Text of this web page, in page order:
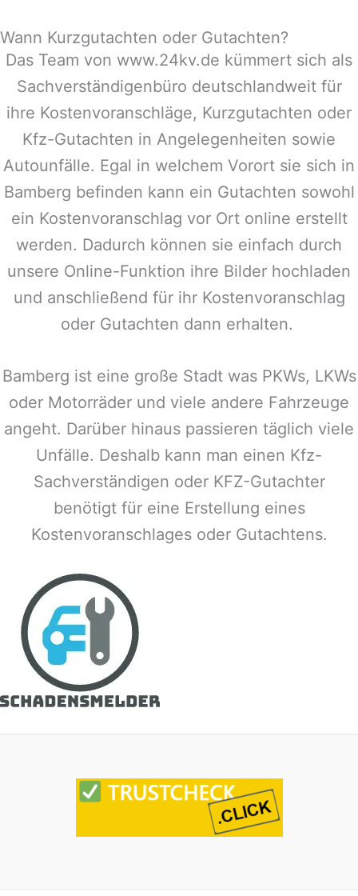
Wann Kurzgutachten oder Gutachten?
Das Team von www.24kv.de kümmert sich als
Sachverständigenbüro deutschlandweit für
ihre Kostenvoranschläge, Kurzgutachten oder
Kfz-Gutachten in Angelegenheiten sowie
Autounfälle. Egal in welchem Vorort sie sich in
Bamberg befinden kann ein Gutachten sowohl
ein Kostenvoranschlag vor Ort online erstellt
werden. Dadurch können sie einfach durch
unsere Online-Funktion ihre Bilder hochladen
und anschließend für ihr Kostenvoranschlag
oder Gutachten dann erhalten.
Bamberg ist eine große Stadt was PKWs, LKWs
oder Motorräder und viele andere Fahrzeuge
angeht. Darüber hinaus passieren täglich viele
Unfälle. Deshalb kann man einen Kfz-
Sachverständigen oder KFZ-Gutachter
benötigt für eine Erstellung eines
Kostenvoranschlages oder Gutachtens.